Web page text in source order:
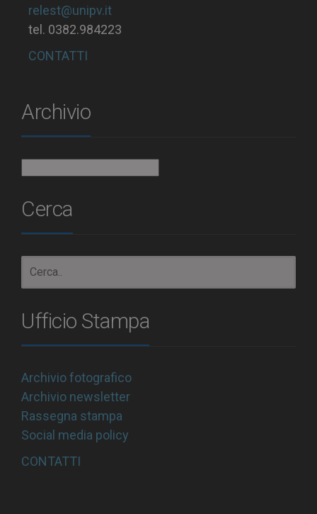
relest@unipv.it
tel. 0382.984223
CONTATTI
Archivio
Cerca
Ufficio Stampa
Archivio fotografico
Archivio newsletter
Rassegna stampa
Social media policy
CONTATTI